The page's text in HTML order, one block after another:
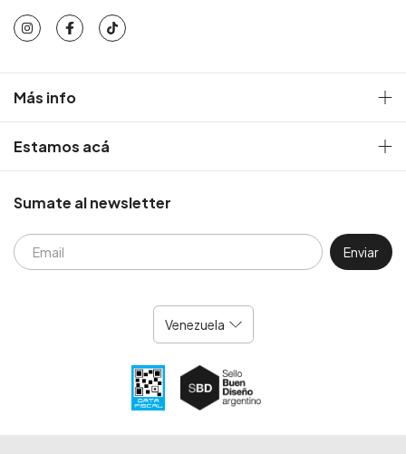
Más info
Estamos acá
Sumate al newsletter